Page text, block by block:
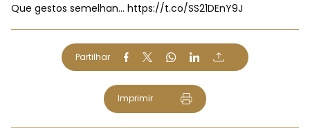
Que gestos semelhan… https://t.co/SS21DEnY9J
Partilhar
Imprimir